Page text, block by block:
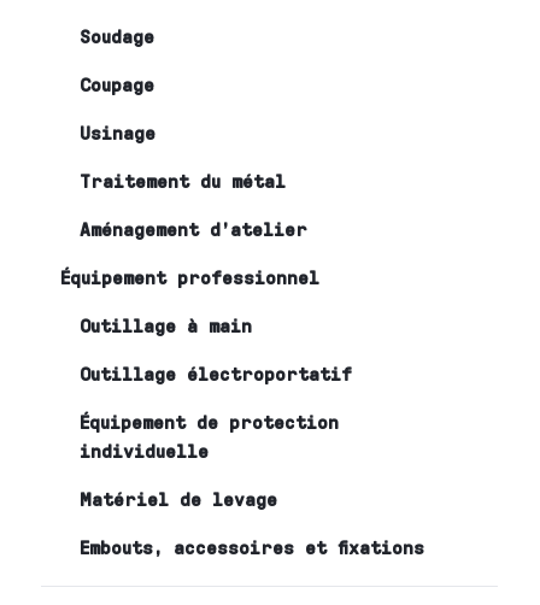
Soudage
Coupage
Usinage
Traitement du métal
Aménagement d’atelier
Équipement professionnel
Outillage à main
Outillage électroportatif
Équipement de protection
individuelle
Matériel de levage
Embouts, accessoires et fixations